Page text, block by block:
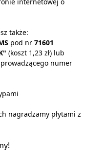
internetowej o
także:
pod nr 71601
(koszt 1,23 zł) lub
numer
nagradzamy płytami z